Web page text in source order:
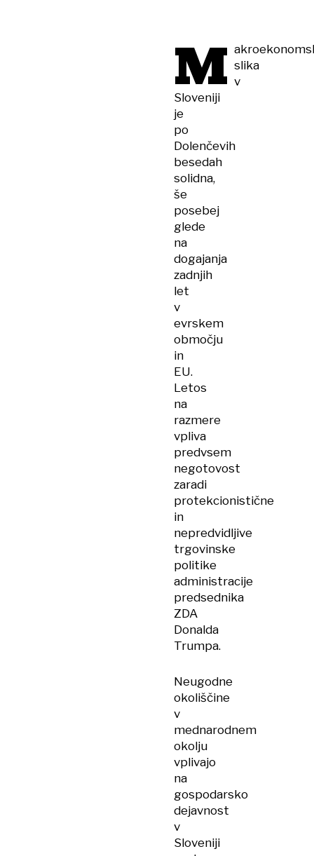
M slika
v
Sloveniji
je
po
Dolenčevih
besedah
solidna,
še
posebej
glede
na
dogajanja
zadnjih
let
v
evrskem
območju
in
EU.
Letos
na
razmere
vpliva
predvsem
negotovost
zaradi
protekcionistične
in
nepredvidljive
trgovinske
politike
administracije
predsednika
ZDA
Donalda
Trumpa.
Neugodne
okoliščine
v
mednarodnem
okolju
vplivajo
na
gospodarsko
dejavnost
v
Sloveniji